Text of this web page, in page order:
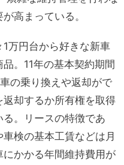
高まっている。
1万円台から好きな新車
。11年の基本契約期間
の乗り換えや返却がで
却するか所有権を取得
。リースの特徴であ
検の基本工賃などは月
かかる年間維持費用が